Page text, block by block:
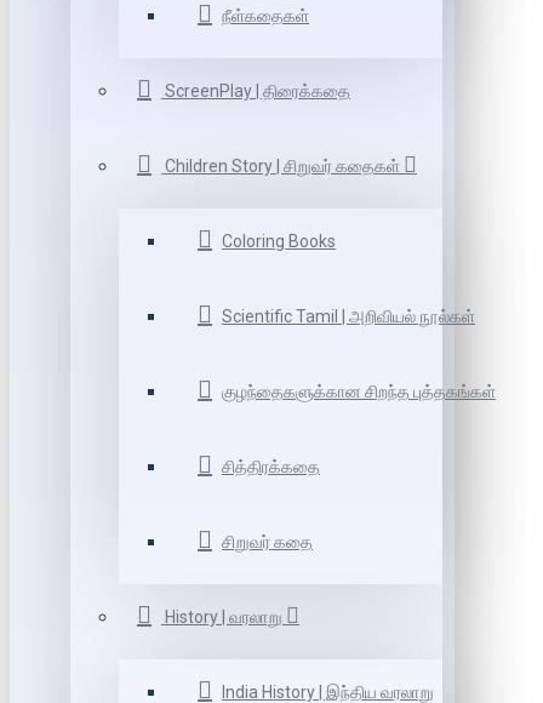
நீள்கதைகள்
ScreenPlay | திரைக்கதை
Children Story | சிறுவர் கதைகள்
Coloring Books
Scientific Tamil | அறிவியல் நூல்கள்
குழந்தைகளுக்கான சிறந்த புத்தகங்கள்
சித்திரக்கதை
சிறுவர் கதை
History | வரலாறு
India History | இந்திய வரலாறு